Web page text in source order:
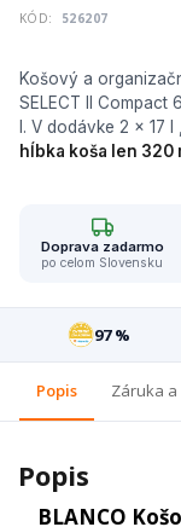
Košový a
SELECT II Compact
hĺbka koša len 320
KÓD: 526207
Doprava zadarmo
po celom Slovensku
97 %
Popis Záruka
Popis
BLANCO